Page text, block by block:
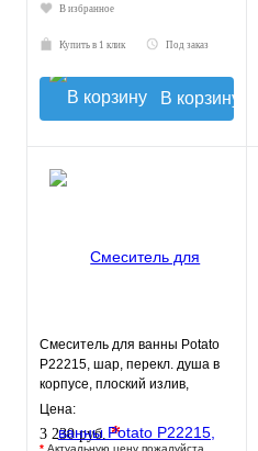
В избранное
Купить в 1 клик Под заказ
В корзину
Смеситель для ванны Potato
P22215, шар, перекл. душа в
корпусе, плоский излив,
картридж 35мм
Цена:
3 230 руб.*
* Актуальную цену пожалуйста